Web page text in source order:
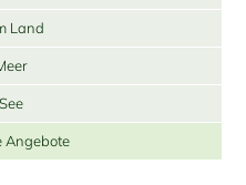
Land
Angebote